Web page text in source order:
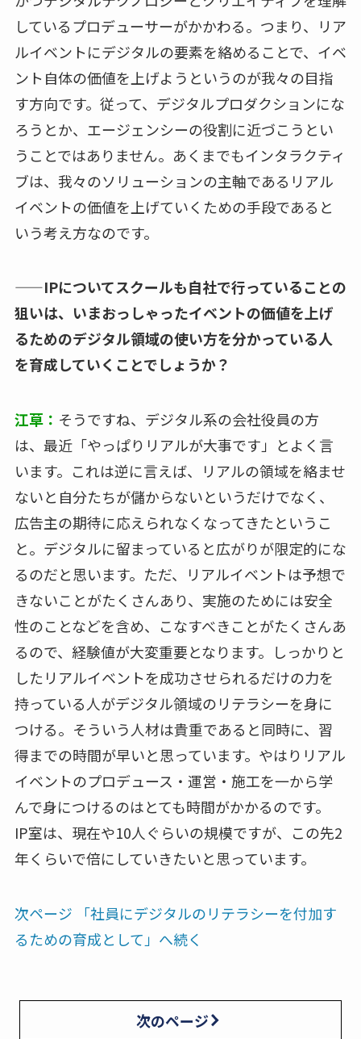
しているプロデューサーがかかわる。つまり、リア
ルイベントにデジタルの要素を絡めることで、イベ
ント自体の価値を上げようというのが我々の目指
す方向です。従って、デジタルプロダクションにな
ろうとか、エージェンシーの役割に近づこうとい
うことではありません。あくまでもインタラクティ
ブは、我々のソリューションの主軸であるリアル
イベントの価値を上げていくための手段であると
いう考え方なのです。
——IPについてスクールも自社で行っていることの
狙いは、いまおっしゃったイベントの価値を上げ
るためのデジタル領域の使い方を分かっている人
を育成していくことでしょうか？
江草： そうですね、デジタル系の会社役員の方
は、最近「やっぱりリアルが大事です」とよく言
います。これは逆に言えば、リアルの領域を絡ませ
ないと自分たちが儲からないというだけでなく、
広告主の期待に応えられなくなってきたというこ
と。デジタルに留まっていると広がりが限定的にな
るのだと思います。ただ、リアルイベントは予想で
きないことがたくさんあり、実施のためには安全
性のことなどを含め、こなすべきことがたくさんあ
るので、経験値が大変重要となります。しっかりと
したリアルイベントを成功させられるだけの力を
持っている人がデジタル領域のリテラシーを身に
つける。そういう人材は貴重であると同時に、習
得までの時間が早いと思っています。やはりリアル
イベントのプロデュース・運営・施工を一から学
んで身につけるのはとても時間がかかるのです。
IP室は、現在や10人ぐらいの規模ですが、この先2
年くらいで倍にしていきたいと思っています。
次ページ 「社員にデジタルのリテラシーを付加す
るための育成として」へ続く
次のページ